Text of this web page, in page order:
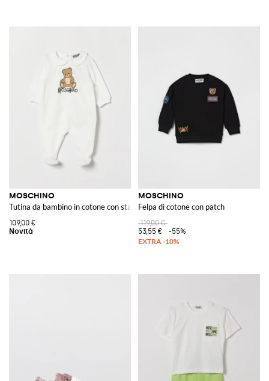
MOSCHINO
Tutina da bambino in cotone con stampa Teddy Bear e collo Peter Pan
109,00 €
MOSCHINO
Felpa di cotone con patch
119,00 €
53,55 €
-55%